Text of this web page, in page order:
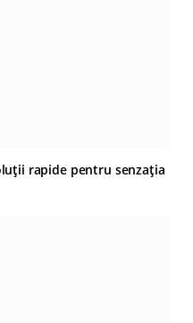
rapide pentru senzația